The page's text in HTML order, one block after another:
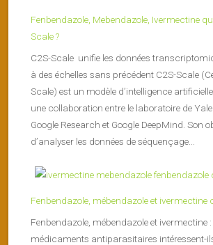
Fenbendazole, Mebendazole, Ivermectine
Scale ?
C2S-Scale unifie les données
à des échelles sans précédent C2S-Scale
Scale) est un modèle d’intelligence
une collaboration entre le laboratoire de Yale
Google Research et Google DeepMind. Son
d’analyser les données de séquençage...
Fenbendazole, mébendazole et ivermectine
Fenbendazole, mébendazole et ivermectine
médicaments antiparasitaires intéressent-